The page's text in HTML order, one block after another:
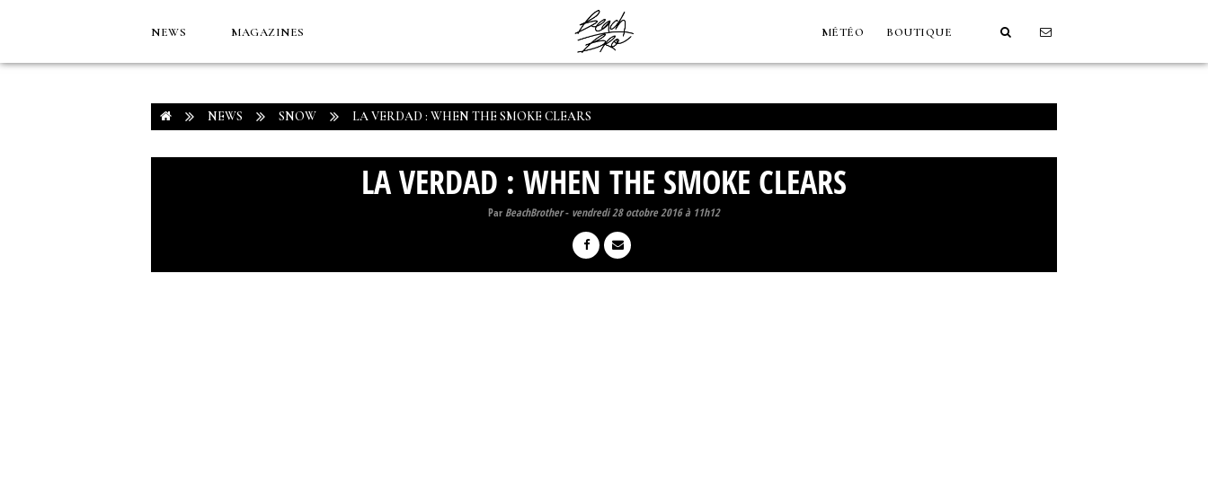
NEWS MAGAZINES MÉTÉO BOUTIQUE
NEWS SNOW LA VERDAD : WHEN THE SMOKE CLEARS
LA VERDAD : WHEN THE SMOKE CLEARS
Par BeachBrother- vendredi 28 octobre 2016 à 11h12